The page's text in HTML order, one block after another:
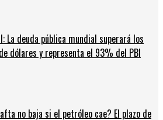
La deuda pública mundial superará los
dólares y representa el 93% del PBI
no baja si el petróleo cae? El plazo de